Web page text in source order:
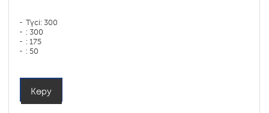
Түсі: 300
: 300
: 175
: 50
Қуаты, Вт: 2400
Көру